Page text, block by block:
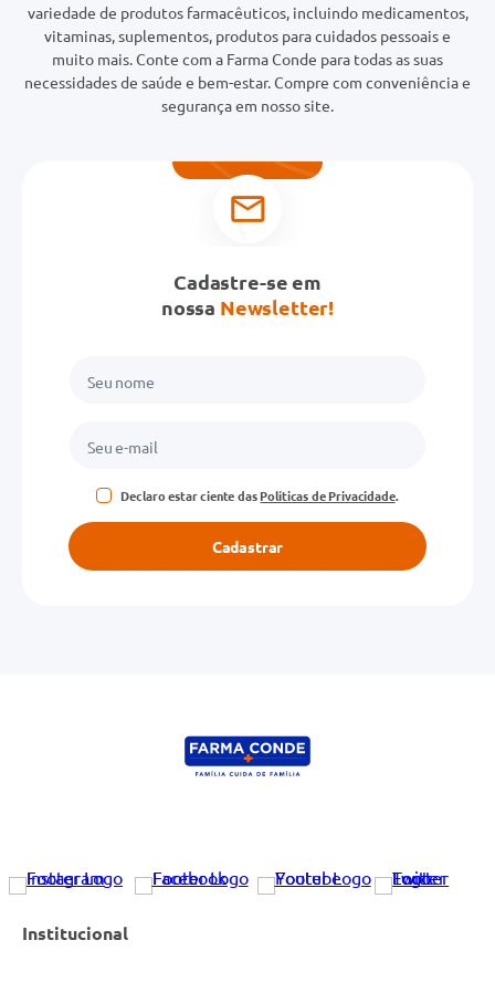
variedade de produtos farmacêuticos, incluindo medicamentos,
vitaminas, suplementos, produtos para cuidados pessoais e
muito mais. Conte com a Farma Conde para todas as suas
necessidades de saúde e bem-estar. Compre com conveniência e
segurança em nosso site.
Cadastre-se em
nossa Newsletter!
Declaro estar ciente dasPolíticas de Privacidade.
Cadastrar
Institucional